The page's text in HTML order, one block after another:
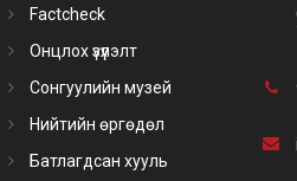
Factcheck
Онцлох үзүүлэлт
Сонгуулийн музей
Нийтийн өргөдөл
Батлагдсан хууль